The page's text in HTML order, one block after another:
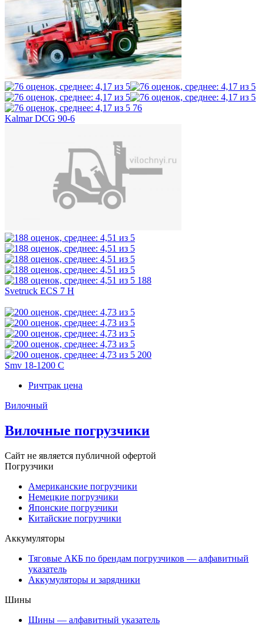
76
Kalmar DCG 90-6
188
Svetruck ECS 7 H
200
Smv 18-1200 C
Ричтрак цена
Вилочный
Вилочные погрузчики
Сайт не является публичной офертой
Погрузчики
Американские погрузчики
Немецкие погрузчики
Японские погрузчики
Китайские погрузчики
Аккумуляторы
Тяговые АКБ по брендам погрузчиков — алфавитный
указатель
Аккумуляторы и зарядники
Шины
Шины — алфавитный указатель